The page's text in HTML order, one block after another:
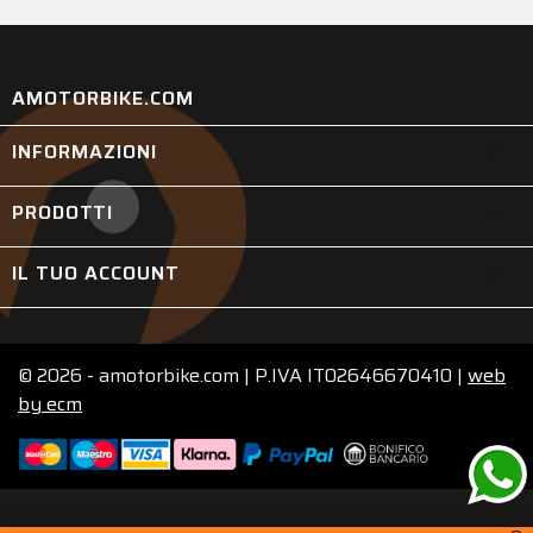
AMOTORBIKE.COM
INFORMAZIONI
PRODOTTI
IL TUO ACCOUNT
© 2026 - amotorbike.com | P.IVA IT02646670410 | web
byecm